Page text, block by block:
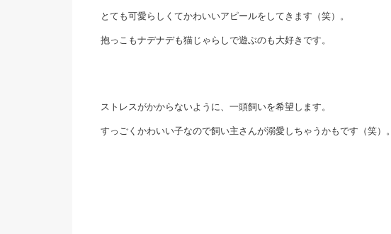
とても可愛らしくてかわいいアピールをしてきます（笑）。
抱っこもナデナデも猫じゃらしで遊ぶのも大好きです。
ストレスがかからないように、一頭飼いを希望します。
すっごくかわいい子なので飼い主さんが溺愛しちゃうかもです（笑）。